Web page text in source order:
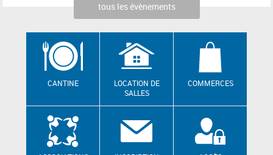
tous les évènements
CANTINE
LOCATION DE
SALLES
COMMERCES